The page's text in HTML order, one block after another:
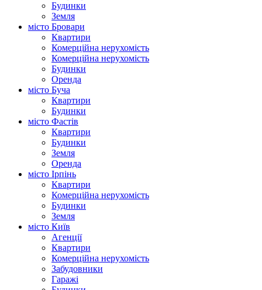
Будинки
Земля
місто Бровари
Квартири
Комерційна нерухомість
Комерційна нерухомість
Будинки
Оренда
місто Буча
Квартири
Будинки
місто Фастів
Квартири
Будинки
Земля
Оренда
місто Ірпінь
Квартири
Комерційна нерухомість
Будинки
Земля
місто Київ
Агенції
Квартири
Комерційна нерухомість
Забудовники
Гаражі